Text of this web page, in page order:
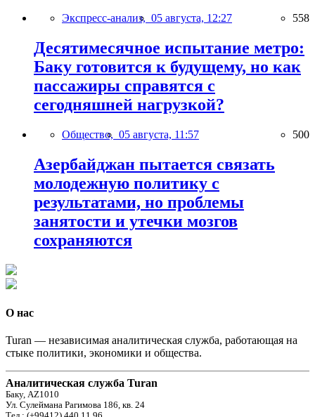
Экспресс-анализ, 05 августа, 12:27 558
Десятимесячное испытание метро:
Баку готовится к будущему, но как
пассажиры справятся с
сегодняшней нагрузкой?
Общество, 05 августа, 11:57 500
Азербайджан пытается связать
молодежную политику с
результатами, но проблемы
занятости и утечки мозгов
сохраняются
О нас
Turan — независимая аналитическая служба, работающая на
стыке политики, экономики и общества.
Аналитическая служба Turan
Баку, AZ1010
Ул. Сулеймана Рагимова 186, кв. 24